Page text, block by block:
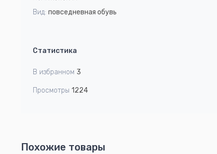
Вид: повседневная обувь
Статистика
В избранном 3
Просмотры 1224
Похожие товары